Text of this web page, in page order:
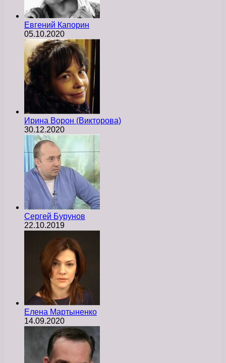
Евгений Капорин
05.10.2020
Ирина Ворон (Викторова)
30.12.2020
Сергей Бурунов
22.10.2019
Елена Мартыненко
14.09.2020